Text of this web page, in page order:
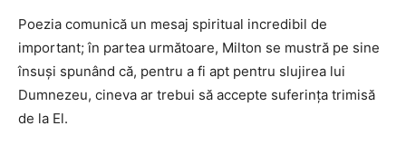
Poezia comunică un mesaj spiritual incredibil de
important; în partea următoare, Milton se mustră pe sine
însuși spunând că, pentru a fi apt pentru slujirea lui
Dumnezeu, cineva ar trebui să accepte suferința trimisă
de la El.